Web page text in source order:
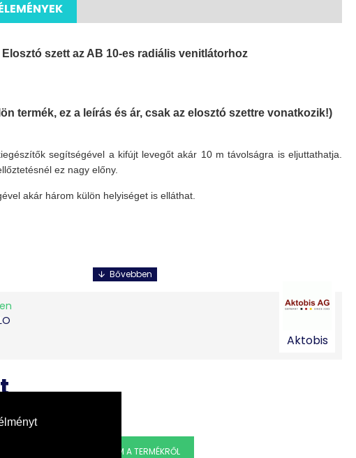
Elosztó szett az AB 10-es radiális venitlátorhoz
termék, ez a leírás és ár, csak az elosztó szettre vonatkozik!)
segítségével a kifújt levegőt akár 10 m távolságra is eljuttathatja.
ez nagy előny.
akár három külön helyiséget is elláthat.
rugóskapcsokkal.
Aktobis
ÉRDEKLŐDÖM A TERMÉKRŐL